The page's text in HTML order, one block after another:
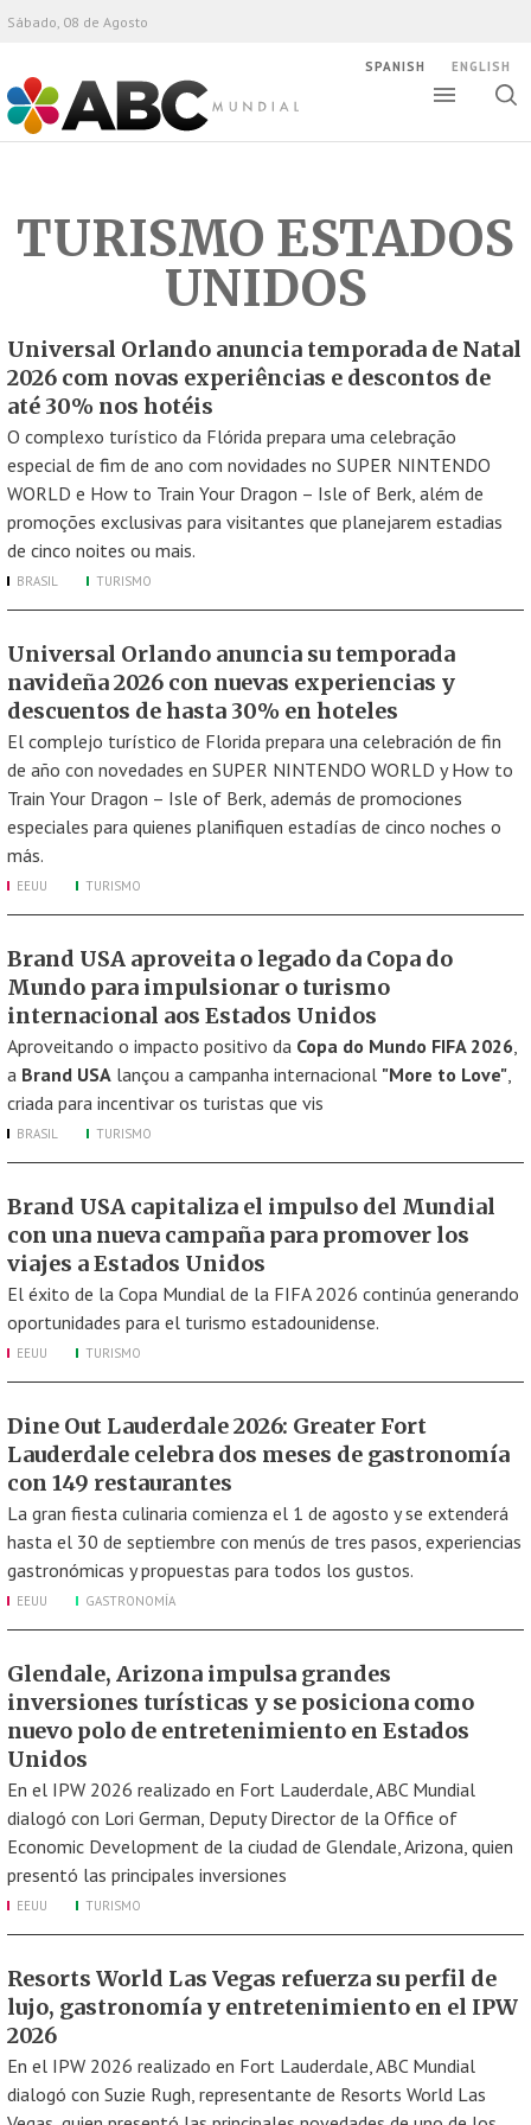
ABC Mundial
Sábado, 08 de Agosto
SPANISH ENGLISH
TURISMO ESTADOS
UNIDOS
Universal Orlando anuncia temporada de Natal
2026 com novas experiências e descontos de
até 30% nos hotéis
O complexo turístico da Flórida prepara uma celebração
especial de fim de ano com novidades no SUPER NINTENDO
WORLD e How to Train Your Dragon – Isle of Berk, além de
promoções exclusivas para visitantes que planejarem estadias
de cinco noites ou mais.
BRASIL TURISMO
Universal Orlando anuncia su temporada
navideña 2026 con nuevas experiencias y
descuentos de hasta 30% en hoteles
El complejo turístico de Florida prepara una celebración de fin
de año con novedades en SUPER NINTENDO WORLD y How to
Train Your Dragon – Isle of Berk, además de promociones
especiales para quienes planifiquen estadías de cinco noches o
más.
EEUU TURISMO
Brand USA aproveita o legado da Copa do
Mundo para impulsionar o turismo
internacional aos Estados Unidos
Aproveitando o impacto positivo da Copa do Mundo FIFA 2026,
a Brand USA lançou a campanha internacional "More to Love",
criada para incentivar os turistas que vis
BRASIL TURISMO
Brand USA capitaliza el impulso del Mundial
con una nueva campaña para promover los
viajes a Estados Unidos
El éxito de la Copa Mundial de la FIFA 2026 continúa generando
oportunidades para el turismo estadounidense.
EEUU TURISMO
Dine Out Lauderdale 2026: Greater Fort
Lauderdale celebra dos meses de gastronomía
con 149 restaurantes
La gran fiesta culinaria comienza el 1 de agosto y se extenderá
hasta el 30 de septiembre con menús de tres pasos, experiencias
gastronómicas y propuestas para todos los gustos.
EEUU GASTRONOMÍA
Glendale, Arizona impulsa grandes
inversiones turísticas y se posiciona como
nuevo polo de entretenimiento en Estados
Unidos
En el IPW 2026 realizado en Fort Lauderdale, ABC Mundial
dialogó con Lori German, Deputy Director de la Office of
Economic Development de la ciudad de Glendale, Arizona, quien
presentó las principales inversiones
EEUU TURISMO
Resorts World Las Vegas refuerza su perfil de
lujo, gastronomía y entretenimiento en el IPW
2026
En el IPW 2026 realizado en Fort Lauderdale, ABC Mundial
dialogó con Suzie Rugh, representante de Resorts World Las